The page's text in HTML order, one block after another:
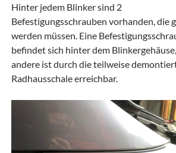
Hinter jedem Blinker sind 2
Befestigungsschrauben vorhanden, die
werden müssen. Eine
befindet sich hinter dem
andere ist durch die teilweise
Radhausschale erreichbar.